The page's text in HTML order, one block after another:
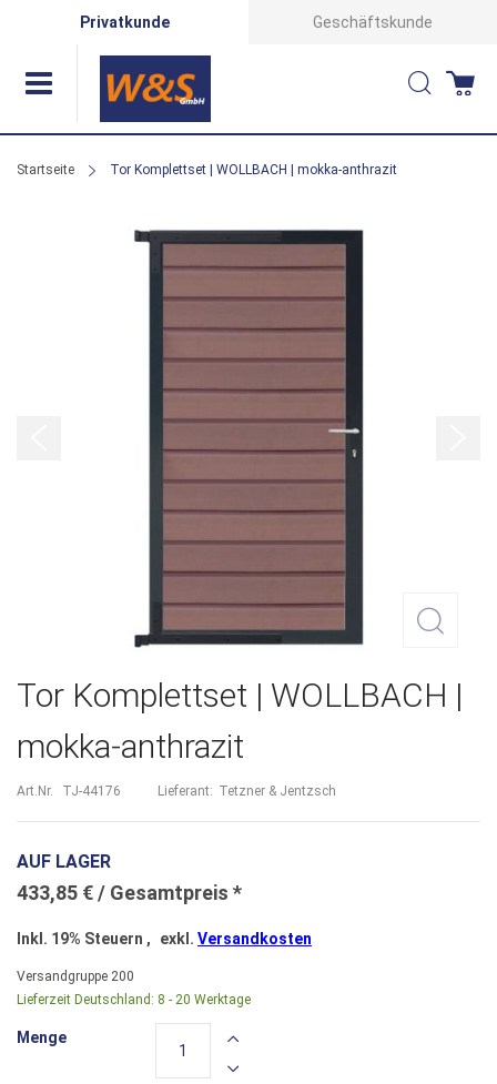
Privatkunde Geschäftskunde
Suche
Startseite Tor Komplettset | WOLLBACH | mokka-anthrazit
Zum
der
Bildergalerie
springen
Tor Komplettset | WOLLBACH |
mokka-anthrazit
Art.Nr. TJ-44176 Lieferant: Tetzner & Jentzsch
AUF LAGER
433,85 €
Inkl. 19% Steuern , exkl. Versandkosten
Versandgruppe 200
Lieferzeit Deutschland: 8 - 20 Werktage
Menge